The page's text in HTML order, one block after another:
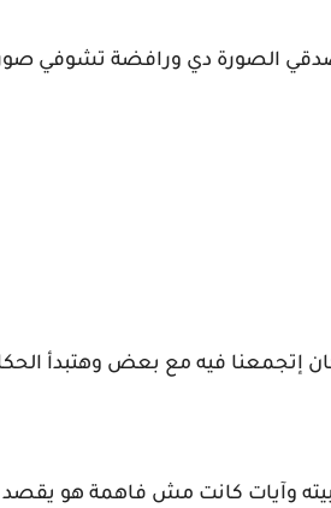
الصورة دي ورافضة تشوفي
إتجمعنا فيه مع بعض وهتبدأ
وآيات كانت مش فاهمة هو يقصد